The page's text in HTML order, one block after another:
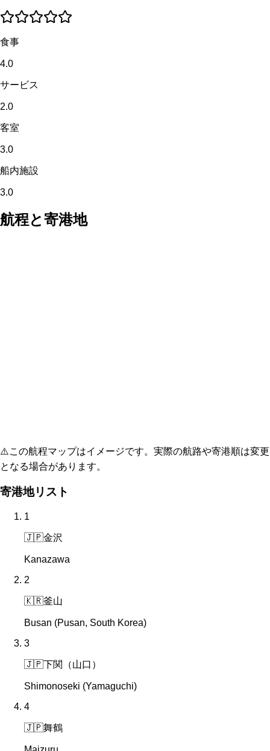
食事
4.0
サービス
2.0
客室
3.0
船内施設
3.0
航程と寄港地
⚠️この航程マップはイメージです。実際の航路や寄港順は変更
となる場合があります。
寄港地リスト
1
🇯🇵金沢
Kanazawa
2
🇰🇷釜山
Busan (Pusan, South Korea)
3
🇯🇵下関（山口）
Shimonoseki (Yamaguchi)
4
🇯🇵舞鶴